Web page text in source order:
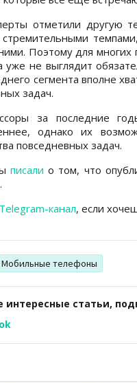
отметили другую
Поэтому для многих
уже не выглядит
сегмента вполне
задач.
за последние
однако их
повседневных задач.
писали о том, что
Telegram-канал, если
Мобильные телефоны
интересные статьи,